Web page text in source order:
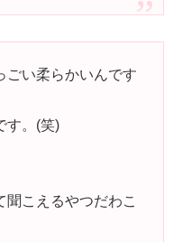
ごい柔らかいんです
す。(笑)
聞こえるやつだわこ